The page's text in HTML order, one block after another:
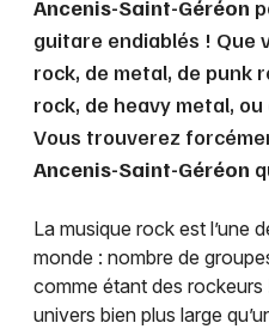
Ancenis-Saint-Géréon
guitare endiablés ! Que
rock, de metal, de punk
rock, de heavy metal,
Vous trouverez
Ancenis-Saint-Géréon
La musique rock est l’une
monde : nombre de
comme étant des rockeurs
univers bien plus large